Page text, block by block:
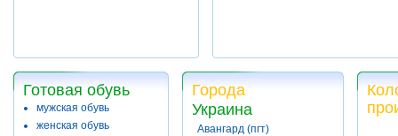
Готовая обувь
мужская обувь
женская обувь
Города
Украина
Авангард (пгт)